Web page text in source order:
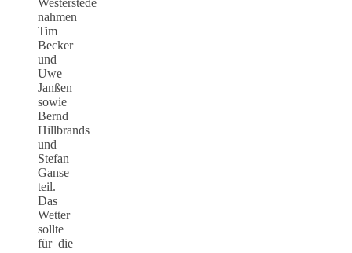
Westerstede
nahmen
Tim
Becker
und
Uwe
Janßen
sowie
Bernd
Hillbrands
und
Stefan
Ganse
teil.
Das
Wetter
sollte
für die